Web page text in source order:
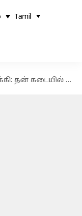
Tamil
இருந்த அத்தனை பொருட்களையும் நன்கொடையாக வழங்கிய நபர்